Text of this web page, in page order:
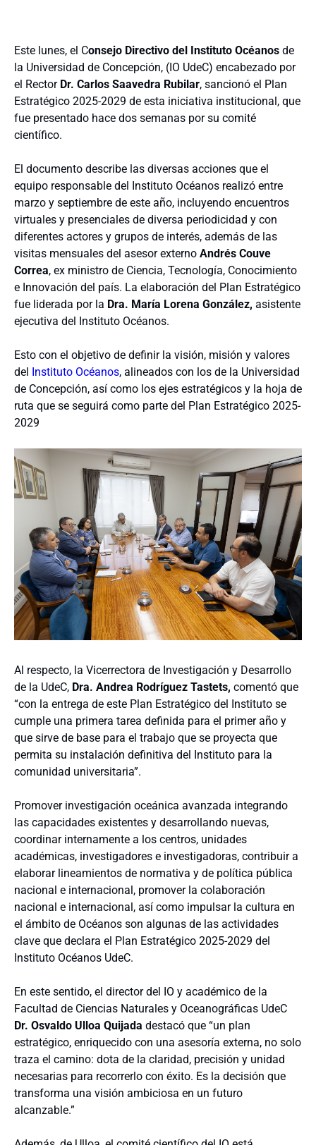
Este lunes, el Consejo Directivo del Instituto Océanos de
la Universidad de Concepción, (IO UdeC) encabezado por
el RectorDr. Carlos Saavedra Rubilar, sancionó el Plan
Estratégico 2025-2029 de esta iniciativa institucional, que
fue presentado hace dos semanas por su comité
científico.
El documento describe las diversas acciones que el
equipo responsable del Instituto Océanos realizó entre
marzo y septiembre de este año, incluyendo encuentros
virtuales y presenciales de diversa periodicidad y con
diferentes actores y grupos de interés, además de las
visitas mensuales del asesor externo Andrés Couve
Correa, ex ministro de Ciencia, Tecnología, Conocimiento
e Innovación del país. La elaboración del Plan Estratégico
fue liderada por la Dra. María Lorena González, asistente
ejecutiva del Instituto Océanos.
Esto con el objetivo de definir la visión, misión y valores
del Instituto Océanos, alineados con los de la Universidad
de Concepción, así como los ejes estratégicos y la hoja de
ruta que se seguirá como parte del Plan Estratégico 2025-
2029
Al respecto, la Vicerrectora de Investigación y Desarrollo
de la UdeC, Dra. Andrea Rodríguez Tastets, comentó que
“con la entrega de este Plan Estratégico del Instituto se
cumple una primera tarea definida para el primer año y
que sirve de base para el trabajo que se proyecta que
permita su instalación definitiva del Instituto para la
comunidad universitaria”.
Promover investigación oceánica avanzada integrando
las capacidades existentes y desarrollando nuevas,
coordinar internamente a los centros, unidades
académicas, investigadores e investigadoras, contribuir a
elaborar lineamientos de normativa y de política pública
nacional e internacional, promover la colaboración
nacional e internacional, así como impulsar la cultura en
el ámbito de Océanos son algunas de las actividades
clave que declara el Plan Estratégico 2025-2029 del
Instituto Océanos UdeC.
En este sentido, el director del IO y académico de la
Facultad de Ciencias Naturales y Oceanográficas UdeC
Dr. Osvaldo Ulloa Quijada destacó que “un plan
estratégico, enriquecido con una asesoría externa, no solo
traza el camino: dota de la claridad, precisión y unidad
necesarias para recorrerlo con éxito. Es la decisión que
transforma una visión ambiciosa en un futuro
alcanzable.”